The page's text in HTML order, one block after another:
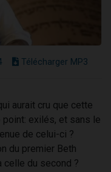
Télécharger MP3
aurait cru que cette
point: exilés, et sans le
de celui-ci ?
du premier Beth
celle du second ?